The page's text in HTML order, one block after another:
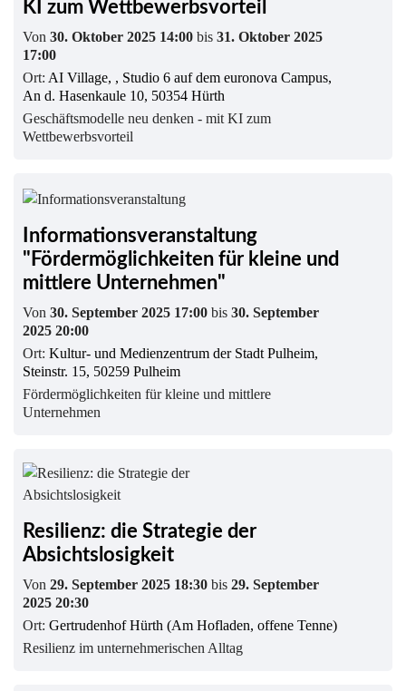
KI zum Wettbewerbsvorteil
Von 30. Oktober 2025 14:00 bis 31. Oktober 2025
17:00
Ort: AI Village, , Studio 6 auf dem euronova Campus,
An d. Hasenkaule 10, 50354 Hürth
Geschäftsmodelle neu denken - mit KI zum
Wettbewerbsvorteil
Informationsveranstaltung
"Fördermöglichkeiten für kleine und
mittlere Unternehmen"
Von 30. September 2025 17:00 bis 30. September
2025 20:00
Ort: Kultur- und Medienzentrum der Stadt Pulheim,
Steinstr. 15, 50259 Pulheim
Fördermöglichkeiten für kleine und mittlere
Unternehmen
Resilienz: die Strategie der
Absichtslosigkeit
Von 29. September 2025 18:30 bis 29. September
2025 20:30
Ort: Gertrudenhof Hürth (Am Hofladen, offene Tenne)
Resilienz im unternehmerischen Alltag